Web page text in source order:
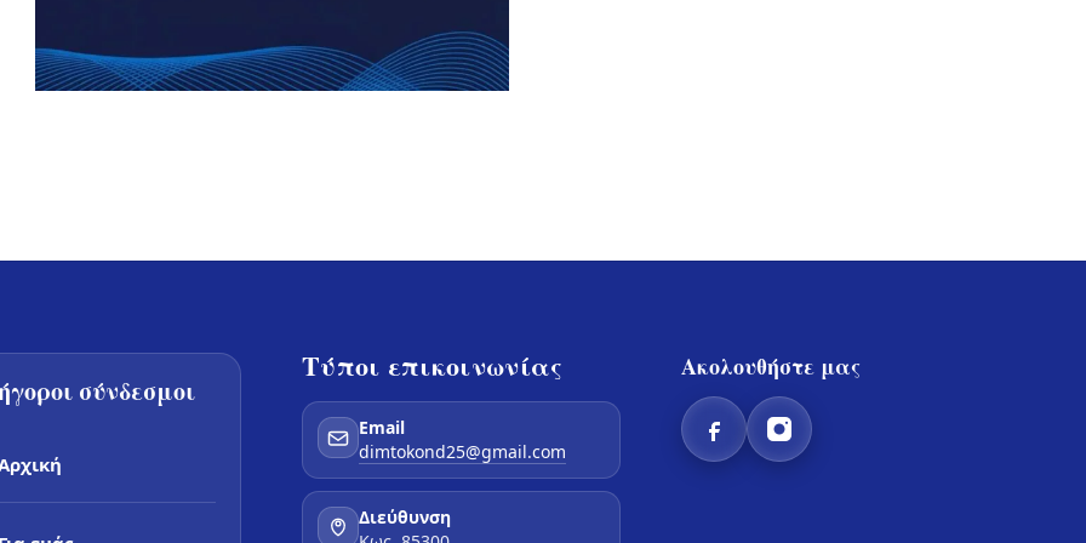
σύνδεσμοι
Τύποι επικοινωνίας
Email
dimtokond25@gmail.com
Διεύθυνση
Ακολουθήστε μας